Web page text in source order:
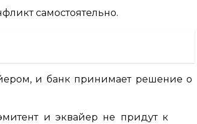
самостоятельно.
и банк принимает решение о
и эквайер не придут к